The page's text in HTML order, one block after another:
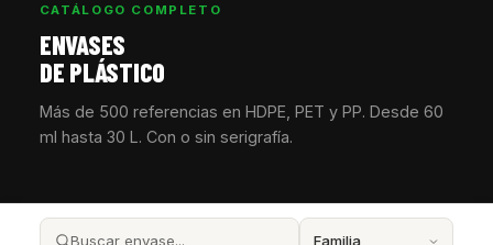
CATÁLOGO COMPLETO
ENVASES
DE PLÁSTICO
Más de 500 referencias en HDPE, PET y PP. Desde 60
ml hasta 30 L. Con o sin serigrafía.